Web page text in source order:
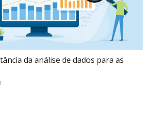
da análise de dados para as